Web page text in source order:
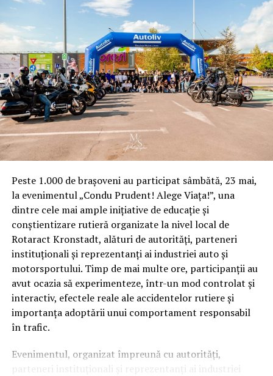
Peste 1.000 de brașoveni au participat sâmbătă, 23 mai,
la evenimentul „Condu Prudent! Alege Viața!”, una
dintre cele mai ample inițiative de educație și
conștientizare rutieră organizate la nivel local de
Rotaract Kronstadt, alături de autorități, parteneri
instituționali și reprezentanți ai industriei auto și
motorsportului. Timp de mai multe ore, participanții au
avut ocazia să experimenteze, într-un mod controlat și
interactiv, efectele reale ale accidentelor rutiere și
importanța adoptării unui comportament responsabil
în trafic.
Evenimentul, organizat împreună cu autorități,
parteneri instituționali și reprezentanți ai industriei